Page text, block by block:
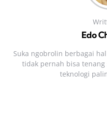
Edo
Suka ngobrolin berbagai
tidak pernah bisa
teknologi